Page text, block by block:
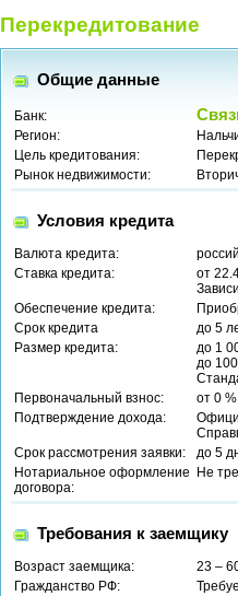
Перекредитование
Общие данные
Банк:
Регион:
Цель кредитования:
Рынок недвижимости:
Условия кредита
Валюта кредита:
Ставка кредита:
от
Обеспечение кредита:
Срок кредита
до 5
Размер кредита:
до 1
до
Первоначальный взнос:
от 0 %
Подтверждение дохода:
Срок рассмотрения заявки:
до 5
Нотариальное оформление
договора:
Не
Требования к заемщику
Возраст заемщика:
23 –
Гражданство РФ: